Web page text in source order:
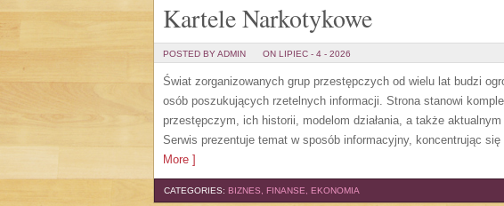
Kartele Narkotykowe
POSTED BY ADMIN ON LIPIEC - 4 - 2026
Świat zorganizowanych grup przestępczych od wielu lat budzi
osób poszukujących rzetelnych informacji. Strona stanowi
przestępczym, ich historii, modelom działania, a także
Serwis prezentuje temat w sposób informacyjny, koncentrując
More ]
CATEGORIES: BIZNES, FINANSE, EKONOMIA